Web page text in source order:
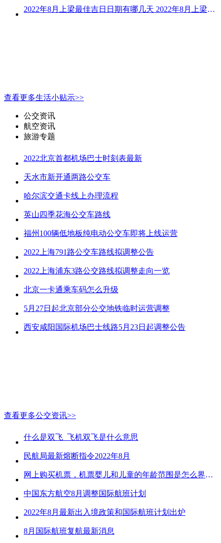
2022年8月上梁最佳吉日日期有哪几天 2022年8月上梁的黄道吉日
查看更多生活小贴示>>
公交资讯
航空资讯
旅游专题
2022北京首都机场巴士时刻表最新
天水市新开通两路公交车
哈尔滨交通卡线上办理流程
英山四季花海公交车路线
福州100辆低地板纯电动公交车即将上线运营
2022上海791路公交车路线拟调整公告
2022上海浦东3路公交路线拟调整走向一览
北京一卡通乘车码怎么升级
5月27日起北京部分公交地铁临时运营调整
西安咸阳国际机场巴士线路5月23日起调整公告
查看更多公交资讯>>
什么是双飞_飞机双飞是什么意思
民航局最新熔断指令2022年8月
网上购买机票，机票婴儿和儿童的年龄范围是怎么界定的？
中国东方航空8月调整国际航班计划
2022年8月最新出入境政策和国际航班计划出炉
8月国际航班复航最新消息